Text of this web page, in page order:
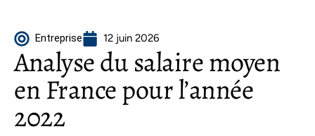
Entreprise 12 juin 2026
Analyse du salaire moyen
en France pour l’année
2022